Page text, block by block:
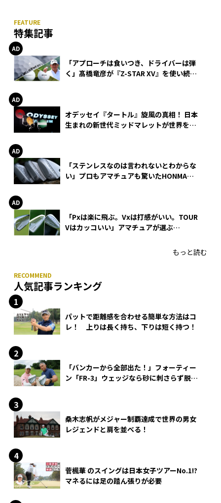
特集記事
「アプローチは食いつき、ドライバーは弾
く」髙橋竜彦が『Z-STAR XV』を使い続け
オデッセイ『タートル』旋風の真相！ 日本
生まれの新世代ミッドマレットが世界を席
「ステンレスなのは言われないとわからな
い」プロもアマチュアも驚いたHONMA
「Pxは楽に飛ぶ。Vxは打感がいい。TOUR
Vはカッコいい」アマチュアが選ぶ
もっと読む
人気記事ランキング
パットで距離感を合わせる簡単な方法はコ
レ！ 上りは長く持ち、下りは短く持つ！
「バンカーから全部出た！」フォーティー
ン「FR-3」ウェッジなら砂に刺さらず脱出
桑木志帆がメジャー制覇達成で世界の男女
レジェンドと肩を並べる！
菅楓華 のスイングは日本女子ツアーNo.1!?
マネるには足の踏ん張りが必要